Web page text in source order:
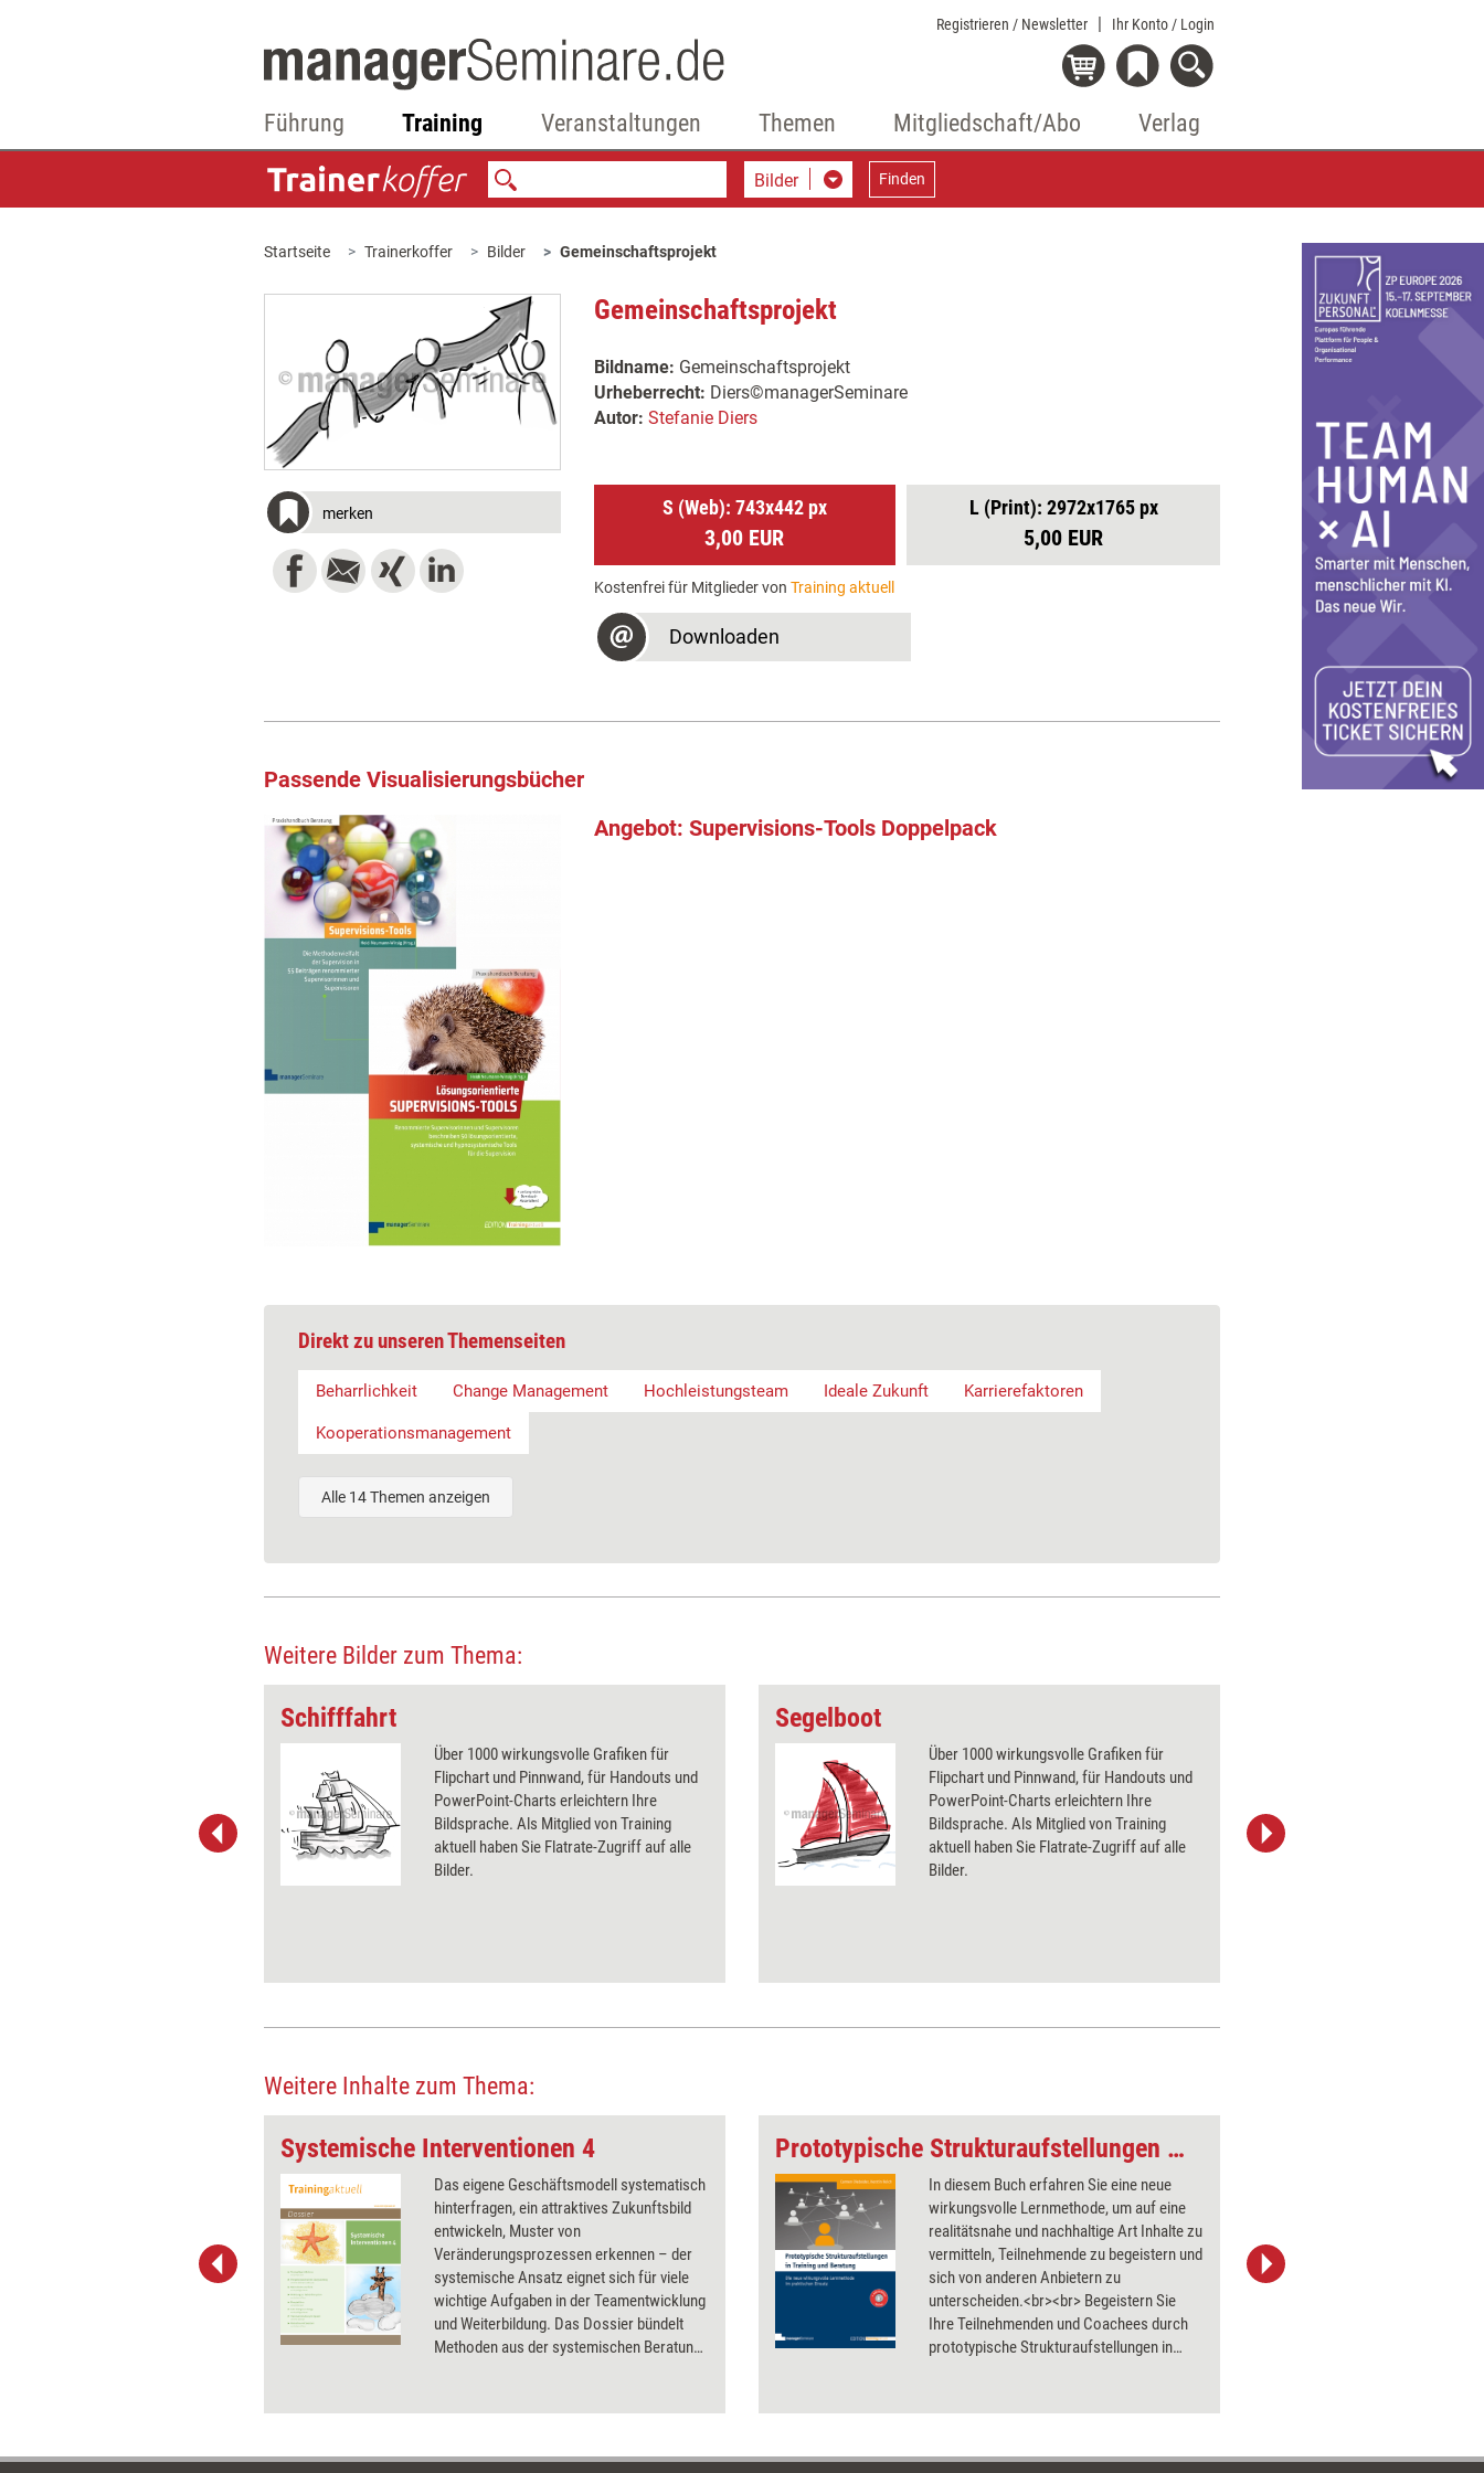
Registrieren / Newsletter Ihr Konto / Login
Führung Training Veranstaltungen Themen Mitgliedschaft/Abo Verlag
Bilder Finden
Startseite Trainerkoffer Bilder Gemeinschaftsprojekt
merken
Gemeinschaftsprojekt
Bildname: Gemeinschaftsprojekt
Urheberrecht: Diers©managerSeminare
Autor: Stefanie Diers
S (Web): 743x442 px
3,00 EUR
L (Print): 2972x1765 px
5,00 EUR
Kostenfrei für Mitglieder von Training aktuell
Downloaden
Passende Visualisierungsbücher
Angebot: Supervisions-Tools Doppelpack
Direkt zu unseren Themenseiten
Beharrlichkeit Change Management Hochleistungsteam Ideale Zukunft Karrierefaktoren
Kooperationsmanagement
Alle 14 Themen anzeigen
Weitere Bilder zum Thema:
Schifffahrt
Über 1000 wirkungsvolle Grafiken für
Flipchart und Pinnwand, für Handouts und
PowerPoint-Charts erleichtern Ihre
Bildsprache. Als Mitglied von Training
aktuell haben Sie Flatrate-Zugriff auf alle
Bilder.
Segelboot
Über 1000 wirkungsvolle Grafiken für
Flipchart und Pinnwand, für Handouts und
PowerPoint-Charts erleichtern Ihre
Bildsprache. Als Mitglied von Training
aktuell haben Sie Flatrate-Zugriff auf alle
Bilder.
Weitere Inhalte zum Thema:
Das gelingt eher selten, meint
Systemische Interventionen 4
Das eigene Geschäftsmodell systematisch
hinterfragen, ein attraktives Zukunftsbild
entwickeln, Muster von
Veränderungsprozessen erkennen – der
systemische Ansatz eignet sich für viele
wichtige Aufgaben in der Teamentwicklung
und Weiterbildung. Das Dossier bündelt
Methoden aus der systemischen Beratung
Prototypische Strukturaufstellungen in Training und Beratung
In diesem Buch erfahren Sie eine neue
wirkungsvolle Lernmethode, um auf eine
realitätsnahe und nachhaltige Art Inhalte zu
vermitteln, Teilnehmende zu begeistern und
sich von anderen Anbietern zu
unterscheiden.<br><br> Begeistern Sie
Ihre Teilnehmenden und Coachees durch
prototypische Strukturaufstellungen in
wirkungsvolle und nachhaltigere
beginnt bereits während des
iStock/A_Pobedimskiy